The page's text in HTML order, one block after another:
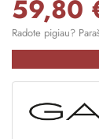
59,80
Radote pigiau?